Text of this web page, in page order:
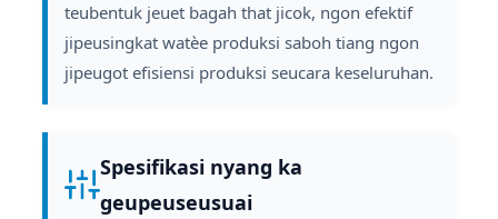
teubentuk jeuet bagah that jicok, ngon efektif
jipeusingkat watèe produksi saboh tiang ngon
jipeugot efisiensi produksi seucara keseluruhan.
Spesifikasi nyang ka
geupeuseusuai